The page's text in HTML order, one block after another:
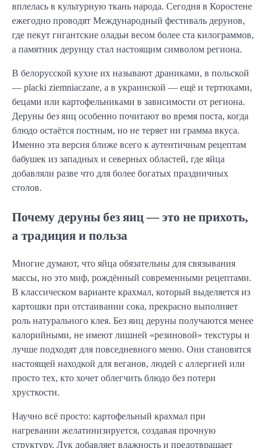
вплелась в культурную ткань народа. Сегодня в Коростене
ежегодно проводят Международный фестиваль дерунов,
где пекут гигантские оладьи весом более ста килограммов,
а памятник дерунцу стал настоящим символом региона.
В белорусской кухне их называют драниками, в польской
— placki ziemniaczane, а в украинской — ещё и тертюхами,
бецами или картофельниками в зависимости от региона.
Деруны без яиц особенно почитают во время поста, когда
блюдо остаётся постным, но не теряет ни грамма вкуса.
Именно эта версия ближе всего к аутентичным рецептам
бабушек из западных и северных областей, где яйца
добавляли разве что для более богатых праздничных
столов.
Почему деруны без яиц — это не прихоть,
а традиция и польза
Многие думают, что яйца обязательны для связывания
массы, но это миф, рождённый современными рецептами.
В классическом варианте крахмал, который выделяется из
картошки при отстаивании сока, прекрасно выполняет
роль натурального клея. Без яиц деруны получаются менее
калорийными, не имеют лишней «резиновой» текстуры и
лучше подходят для повседневного меню. Они становятся
настоящей находкой для веганов, людей с аллергией или
просто тех, кто хочет облегчить блюдо без потери
хрусткости.
Научно всё просто: картофельный крахмал при
нагревании желатинизируется, создавая прочную
структуру. Лук добавляет влажность и предотвращает